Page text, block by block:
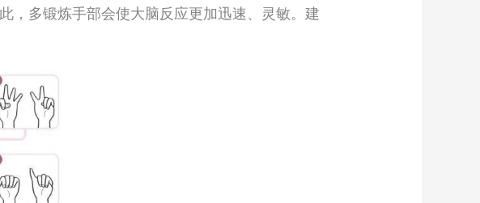
，多锻炼手部会使大脑反应更加迅速、灵敏。建